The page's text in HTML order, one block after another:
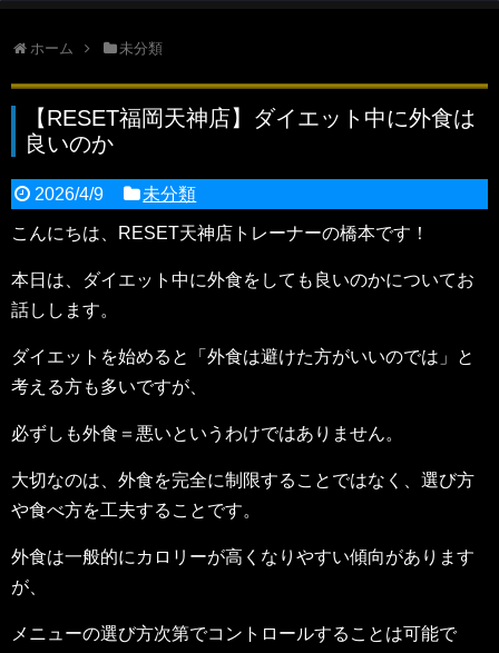
ホーム 未分類
【RESET福岡天神店】ダイエット中に外食は
良いのか
2026/4/9 未分類
こんにちは、RESET天神店トレーナーの橋本です！
本日は、ダイエット中に外食をしても良いのかについてお
話しします。
ダイエットを始めると「外食は避けた方がいいのでは」と
考える方も多いですが、
必ずしも外食＝悪いというわけではありません。
大切なのは、外食を完全に制限することではなく、選び方
や食べ方を工夫することです。
外食は一般的にカロリーが高くなりやすい傾向があります
が、
メニューの選び方次第でコントロールすることは可能で